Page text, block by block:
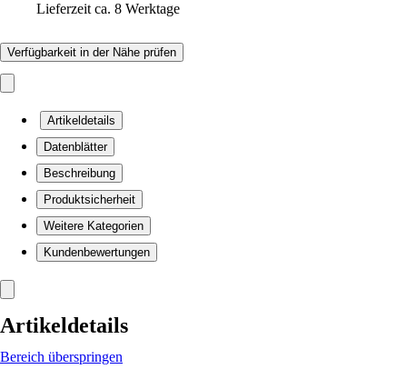
Lieferzeit ca. 8 Werktage
Verfügbarkeit in der Nähe prüfen
Artikeldetails
Datenblätter
Beschreibung
Produktsicherheit
Weitere Kategorien
Kundenbewertungen
Artikeldetails
Bereich überspringen